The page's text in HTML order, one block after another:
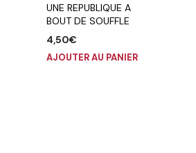
UNE REPUBLIQUE A
BOUT DE SOUFFLE
4,50€
AJOUTER AU PANIER